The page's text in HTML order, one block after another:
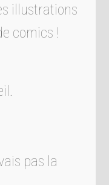
illustrations
comics !
pas la